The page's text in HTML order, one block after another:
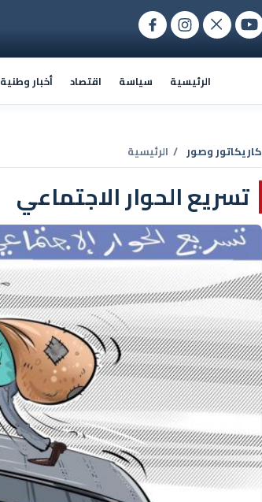
الرئيسية سياسة اقتصاد أخبار وطنية
كاريكاتور وصور / الرئيسية
تسريع الحوار الاجتماعي